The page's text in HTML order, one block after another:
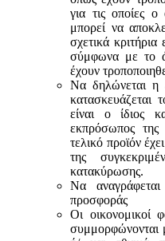
για τις οποίες ο
μπορεί να
σχετικά κριτήρια
σύμφωνα με τo
έχουν
Να δηλώνεται η
κατασκευάζεται
είναι ο ίδιος
εκπρόσωπος της
τελικό προϊόν
της
κατακύρωσης.
Να
προσφοράς
Οι οικονομικοί
συμμορφώνονται